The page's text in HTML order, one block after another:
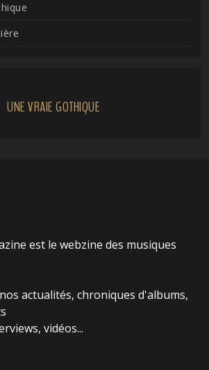
UNE VRAIE GOTHIQUE
est le webzine des musiques
actualités, chroniques d'albums,
vidéos...